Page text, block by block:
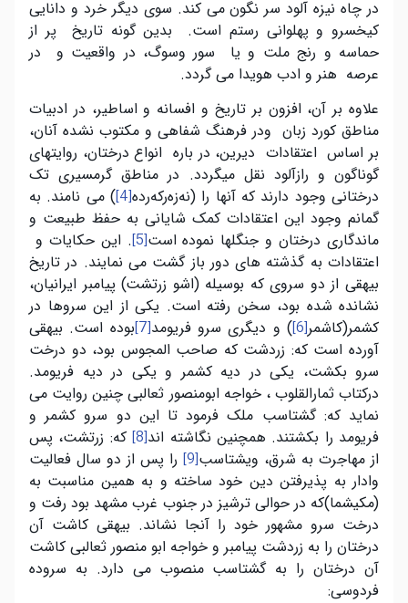
در چاه نیزه آلود سر نگون می کند. سوی دیگر خرد و دانایی
کیخسرو و پهلوانی رستم است. بدین گونه تاریخ پر از
حماسه و رنج ملت و یا سور وسوگ، در واقعیت و در
عرصه هنر و ادب هویدا می گردد.
علاوه بر آن، افزون بر تاریخ و افسانه و اساطیر، در ادبیات
مناطق کورد زبان ودر فرهنگ شفاهی و مکتوب نشده آنان،
بر اساس اعتقادات دیرین، در باره انواع درختان، روایتهای
گوناگون و رازآلود نقل میگردد. در مناطق گرمسیری تک
درختانی وجود دارند که آنها را (نەزەرکەرده[4]
) می نامند. به
گمانم وجود این اعتقادات کمک شایانی به حفظ طبیعت و
ماندگاری درختان و جنگلها نموده است[5]
. این حکایات و
اعتقادات به گذشته های دور باز گشت می نمایند. در تاریخ
بیهقی از دو سروی که بوسیله (اشو زرتشت) پیامبر ایرانیان،
نشانده شده بود، سخن رفته است. یکی از این سروها در
کشمر(کاشمر[6] ) و دیگری سرو فریومد[7]
بوده است. بیهقی
آورده است که: زردشت که صاحب المجوس بود، دو درخت
سرو بکشت، یکی در دیه کشمر و یکی در دیه فریومد.
درکتاب ثمارالقلوب ، خواجه ابومنصور ثعالبی چنین روایت می
نماید که: گشتاسب ملک فرمود تا این دو سرو کشمر و
فریومد را بکشتند. همچنین نگاشته اند[8] که: زرتشت، پس
از مهاجرت به شرق، ویشتاسب[9]
را پس از دو سال فعالیت
وادار به پذیرفتن دین خود ساخته و به همین مناسبت به
(مکیشما)که در حوالی ترشیز در جنوب غرب مشهد بود رفت و
درخت سرو مشهور خود را آنجا نشاند. بیهقی کاشت آن
درختان را به زردشت پیامبر و خواجه ابو منصور ثعالبی کاشت
آن درختان را به گشتاسب منصوب می دارد. به سروده
فردوسی: